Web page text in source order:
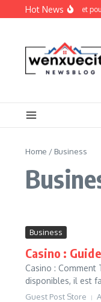
Skip to content
Hot News
: Guide Complet pour
Home / Business
Business
Casino :
Casino : Comment
disponibles, il est
Guest Post Store